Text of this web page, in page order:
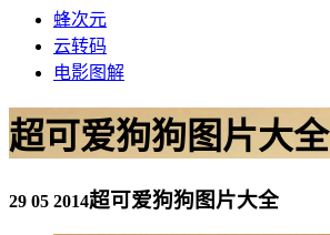
蜂次元
云转码
电影图解
超可爱狗狗图片大全
29 05 2014超可爱狗狗图片大全